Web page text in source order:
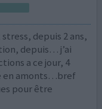
depuis 2 ans,
depuis… j’ai
a ce jour, 4
en amonts…bref
pour être